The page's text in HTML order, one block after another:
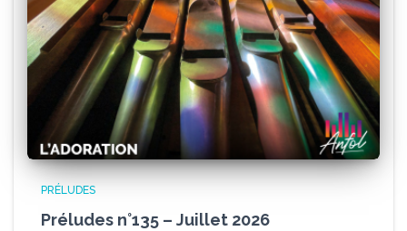
PRÉLUDES
Préludes n°135 – Juillet 2026